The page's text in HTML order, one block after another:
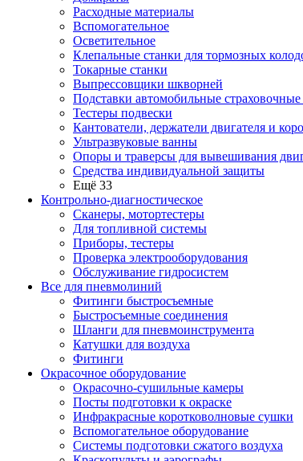
Расходные материалы
Вспомогательное
Осветительное
Клепальные станки для тормозных
Токарные станки
Выпрессовщики шкворней
Подставки автомобильные
Тестеры подвески
Кантователи, держатели двигателя и
Ультразвуковые ванны
Опоры и траверсы для вывешивания
Средства индивидуальной защиты
Ещё 33
Контрольно-диагностическое
Сканеры, мотортестеры
Для топливной системы
Приборы, тестеры
Проверка электрооборудования
Обслуживание гидросистем
Все для пневмолиний
Фитинги быстросъемные
Быстросъемные соединения
Шланги для пневмоинструмента
Катушки для воздуха
Фитинги
Окрасочное оборудование
Окрасочно-сушильные камеры
Посты подготовки к окраске
Инфракрасные коротковолновые сушки
Вспомогательное оборудование
Системы подготовки сжатого воздуха